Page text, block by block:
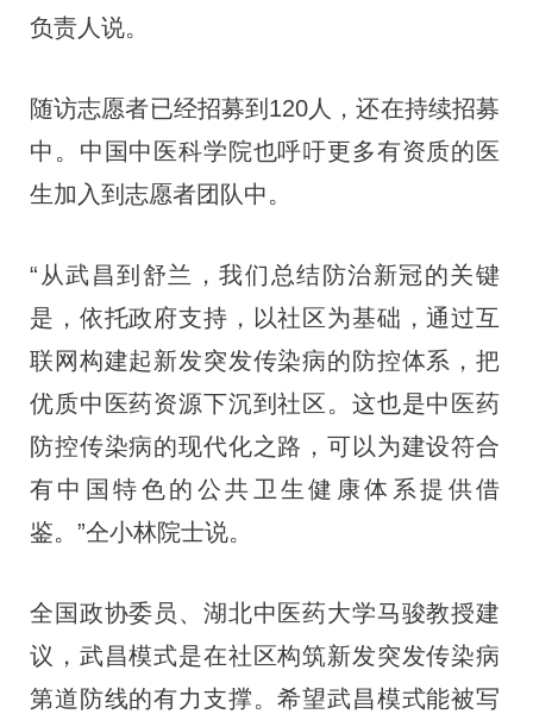
负责人说。
随访志愿者已经招募到120人，还在持续招募
中。中国中医科学院也呼吁更多有资质的医
生加入到志愿者团队中。
“从武昌到舒兰，我们总结防治新冠的关键
是，依托政府支持，以社区为基础，通过互
联网构建起新发突发传染病的防控体系，把
优质中医药资源下沉到社区。这也是中医药
防控传染病的现代化之路，可以为建设符合
有中国特色的公共卫生健康体系提供借
鉴。”仝小林院士说。
全国政协委员、湖北中医药大学马骏教授建
议，武昌模式是在社区构筑新发突发传染病
第道防线的有力支撑。希望武昌模式能被写